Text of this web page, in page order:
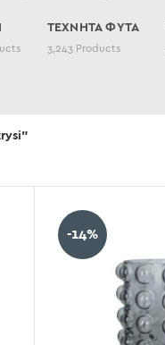
ΤΕΧΝΗΤΑ ΦΥΤΑ
3,243 Products
-14%